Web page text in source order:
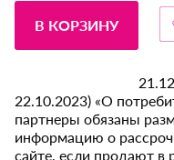
В КОРЗИНУ
22.10.2023) «О
партнеры обязаны
информацию о
сайте, если продают в